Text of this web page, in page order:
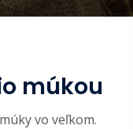
múkou
vo veľkom.